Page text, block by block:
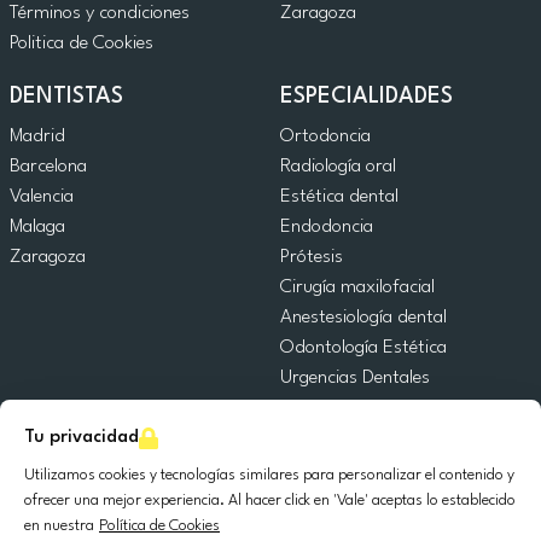
Tu privacidad
Utilizamos cookies y tecnologías similares para personalizar el contenido y
ofrecer una mejor experiencia. Al hacer click en 'Vale' aceptas lo establecido
en nuestra Política de Cookies
Términos y condiciones
Politica de Cookies
Zaragoza
DENTISTAS
Madrid
Barcelona
Valencia
Malaga
Zaragoza
ESPECIALIDADES
Ortodoncia
Radiología oral
Estética dental
Endodoncia
Prótesis
Cirugía maxilofacial
Anestesiología dental
Odontología Estética
Urgencias Dentales
Cirugía Oral
Implantología dental